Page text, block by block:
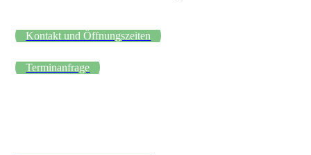
Kontakt und Öffnungszeiten
Terminanfrage